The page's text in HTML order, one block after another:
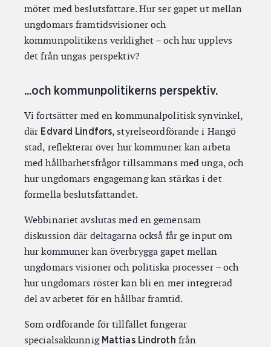
mötet med beslutsfattare. Hur ser gapet ut mellan
ungdomars framtidsvisioner och
kommunpolitikens verklighet – och hur upplevs
det från ungas perspektiv?
...och kommunpolitikerns perspektiv.
Vi fortsätter med en kommunalpolitisk synvinkel,
där Edvard Lindfors, styrelseordförande i Hangö
stad, reflekterar över hur kommuner kan arbeta
med hållbarhetsfrågor tillsammans med unga, och
hur ungdomars engagemang kan stärkas i det
formella beslutsfattandet.
Webbinariet avslutas med en gemensam
diskussion där deltagarna också får ge input om
hur kommuner kan överbrygga gapet mellan
ungdomars visioner och politiska processer – och
hur ungdomars röster kan bli en mer integrerad
del av arbetet för en hållbar framtid.
Som ordförande för tillfället fungerar
specialsakkunnig Mattias Lindroth från